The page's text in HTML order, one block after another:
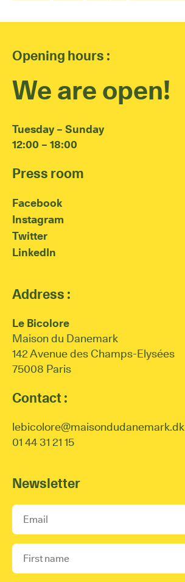
Opening hours :
We are open!
Tuesday – Sunday
12:00 – 18:00
Press room
Facebook
Instagram
Twitter
LinkedIn
Address :
Le Bicolore
Maison du Danemark
142 Avenue des Champs-Elysées
75008 Paris
Contact :
lebicolore@maisondudanemark.dk
01 44 31 21 15
Newsletter